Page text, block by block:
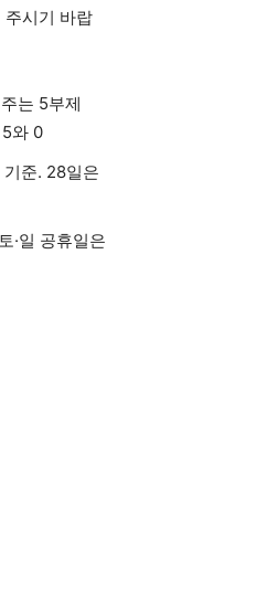
주시기 바랍
는 5부제
와 0
준. 28일은
·일 공휴일은